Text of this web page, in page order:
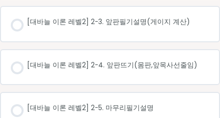
[대바늘 이론 레벨2] 2-3. 앞판필기설명(게이지 계산)
[대바늘 이론 레벨2] 2-4. 앞판뜨기(몸판,앞목사선줄임)
[대바늘 이론 레벨2] 2-5. 마무리필기설명